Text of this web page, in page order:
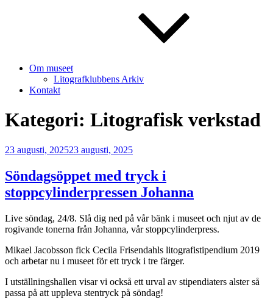
Om museet
Litografklubbens Arkiv
Kontakt
Kategori: Litografisk verkstad
Publicerat
23 augusti, 202523 augusti, 2025
Söndagsöppet med tryck i
stoppcylinderpressen Johanna
Live söndag, 24/8. Slå dig ned på vår bänk i museet och njut av de
rogivande tonerna från Johanna, vår stoppcylinderpress.
Mikael Jacobsson fick Cecila Frisendahls litografistipendium 2019
och arbetar nu i museet för ett tryck i tre färger.
I utställningshallen visar vi också ett urval av stipendiaters alster så
passa på att uppleva stentryck på söndag!